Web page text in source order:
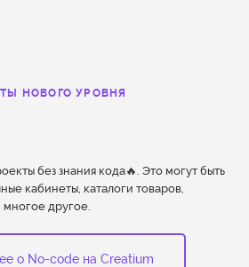
НОВОГО УРОВНЯ
без знания кода🔥. Это могут быть
кабинеты, каталоги товаров,
многое другое.
о No-code на Creatium